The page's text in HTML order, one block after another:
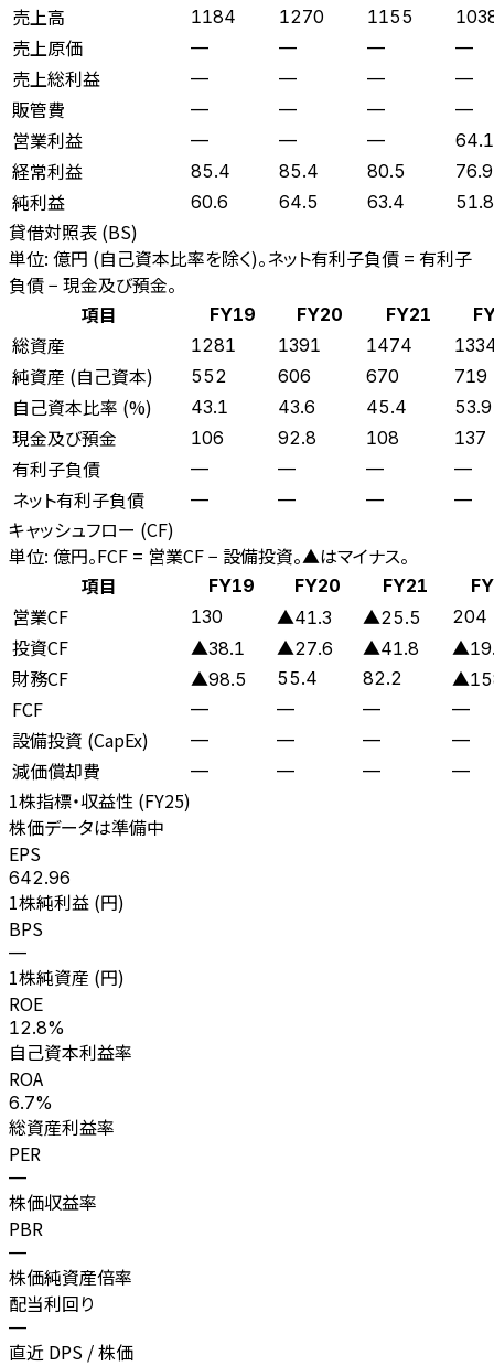
売上高 1184 1270 1155
売上原価 — — — —
売上総利益 — — — —
販管費 — — — —
営業利益 — — — 64.1
経常利益 85.4 85.4 80.5 76.9
純利益 60.6 64.5 63.4 51.8
貸借対照表 (BS)
単位: 億円 (自己資本比率を除く)。ネット有利子負債 = 有利子
負債 − 現金及び預金。
項目
FY19 FY20 FY21
総資産 1281 1391 1474
純資産 (自己資本) 552 606 670 719
自己資本比率 (%) 43.1 43.6 45.4 53.9
現金及び預金 106 92.8 108 137
有利子負債 — — — —
ネット有利子負債 — — — —
キャッシュフロー (CF)
単位: 億円。FCF = 営業CF − 設備投資。▲はマイナス。
項目
FY19 FY20 FY21
営業CF 130 ▲41.3 ▲25.5 204
投資CF ▲38.1 ▲27.6 ▲41.8
財務CF ▲98.5 55.4 82.2
FCF — — — —
設備投資 (CapEx) — — — —
減価償却費 — — — —
1株指標・収益性 (FY25)
株価データは準備中
EPS
642.96
1株純利益 (円)
BPS
—
1株純資産 (円)
ROE
12.8%
自己資本利益率
ROA
6.7%
総資産利益率
PER
—
株価収益率
PBR
—
株価純資産倍率
配当利回り
—
直近 DPS / 株価